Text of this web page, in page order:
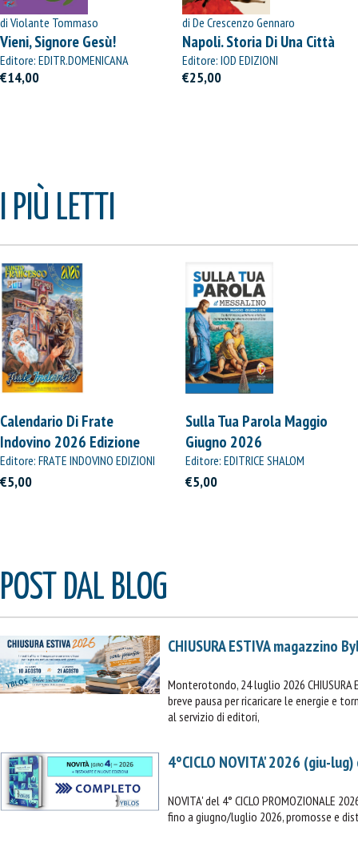
di Violante Tommaso
Vieni, Signore Gesù!
Editore: EDITR.DOMENICANA
ITALIANA
€14,00
di De Crescenzo Gennaro
Napoli. Storia Di Una Città
Editore: IOD EDIZIONI
€25,00
I PIÙ LETTI
Calendario Di Frate
Indovino 2026 Edizione
Straordinaria
Editore: FRATE INDOVINO EDIZIONI
€5,00
Sulla Tua Parola Maggio
Giugno 2026
Editore: EDITRICE SHALOM
€5,00
POST DAL BLOG
CHIUSURA ESTIVA magazzino
Monterotondo, 24 luglio 2026 CHIUSURA
breve pausa per ricaricare le energie e
al servizio di editori,
4°CICLO NOVITA' 2026 (giu-
NOVITA' del 4° CICLO PROMOZIONALE
fino a giugno/luglio 2026, promosse e